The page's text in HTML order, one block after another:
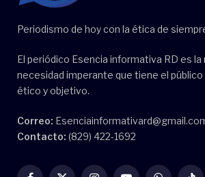
Periodismo de hoy con la ética de
El periódico Esencia informativa RD es la
necesidad imperante que tiene el
ético y objetivo.
Correo:
Contacto: (829) 422-1692